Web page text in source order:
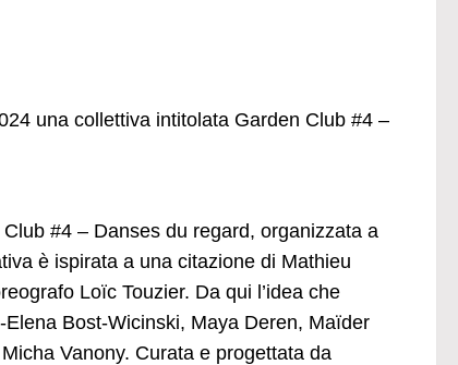
una collettiva intitolata Garden Club #4 –
#4 – Danses du regard, organizzata a
è ispirata a una citazione di Mathieu
Loïc Touzier. Da qui l’idea che
Bost-Wicinski, Maya Deren, Maïder
Vanony. Curata e progettata da